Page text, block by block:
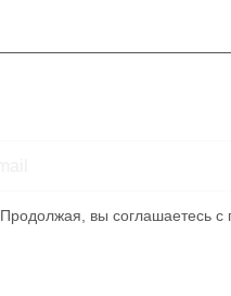
Продолжая, вы соглашаетесь с